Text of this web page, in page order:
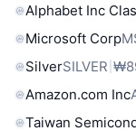
Alphabet Inc
Microsoft Corp
SilverSILVER
Amazon.com Inc
Taiwan